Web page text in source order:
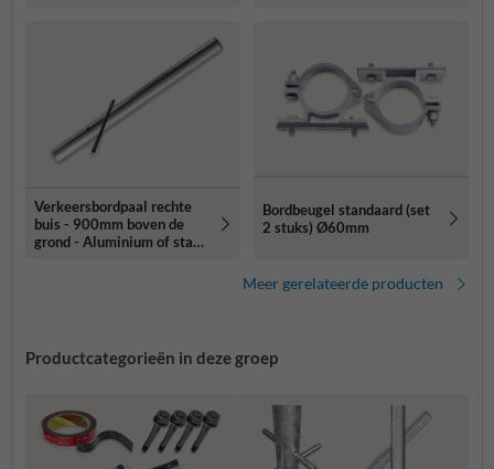
Verkeersbordpaal rechte
buis - 900mm boven de
grond - Aluminium of staal
Bordbeugel standaard (set
2 stuks) Ø60mm
Meer gerelateerde producten
Productcategorieën in deze groep